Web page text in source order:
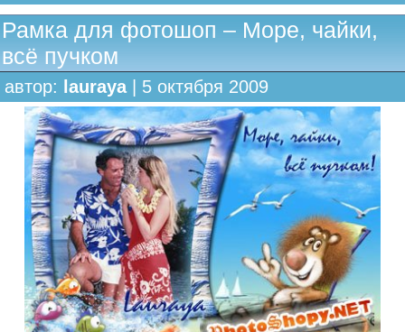
Рамка для фотошоп – Море, чайки,
всё пучком
автор: lauraya| 5 октября 2009